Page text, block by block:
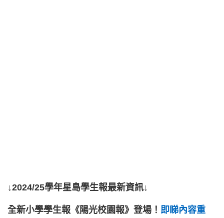
↓2024/25學年星島學生報最新資訊↓
全新小學學生報《陽光校園報》登場！ 即睇內容重